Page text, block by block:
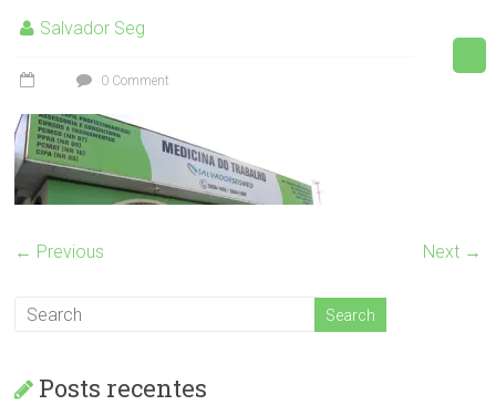
Salvador Seg
0 Comment
← Previous Next →
Posts recentes